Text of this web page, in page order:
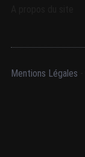
Mentions Légales